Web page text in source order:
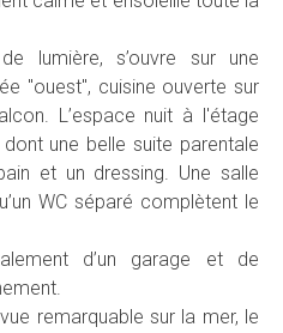
lumière, s’ouvre sur une
"ouest", cuisine ouverte sur
L’espace nuit à l'étage
une belle suite parentale
et un dressing. Une salle
WC séparé complètent le
d’un garage et de
remarquable sur la mer, le